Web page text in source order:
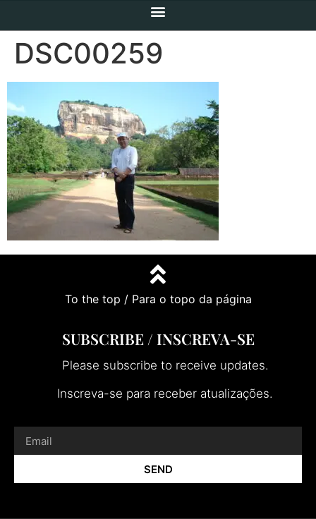
DSC00259
To the top / Para o topo da página
SUBSCRIBE / INSCREVA-SE
Please subscribe to receive updates.
Inscreva-se para receber atualizações.
SEND